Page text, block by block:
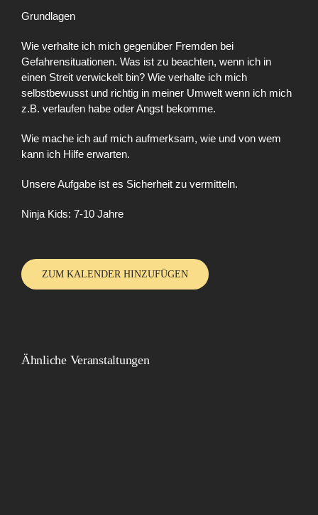
Grundlagen
Wie verhalte ich mich gegenüber Fremden bei
Gefahrensituationen. Was ist zu beachten, wenn ich in
einen Streit verwickelt bin? Wie verhalte ich mich
selbstbewusst und richtig in meiner Umwelt wenn ich mich
z.B. verlaufen habe oder Angst bekomme.
Wie mache ich auf mich aufmerksam, wie und von wem
kann ich Hilfe erwarten.
Unsere Aufgabe ist es Sicherheit zu vermitteln.
Ninja Kids: 7-10 Jahre
ZUM KALENDER HINZUFÜGEN
Ähnliche Veranstaltungen